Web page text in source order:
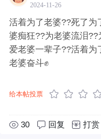
2024-11-26
活着为了老婆??死了为
婆痴狂??为老婆流泪
爱老婆一辈子??活着为
老婆奋斗✊
给本帖投票
30 回复 打赏